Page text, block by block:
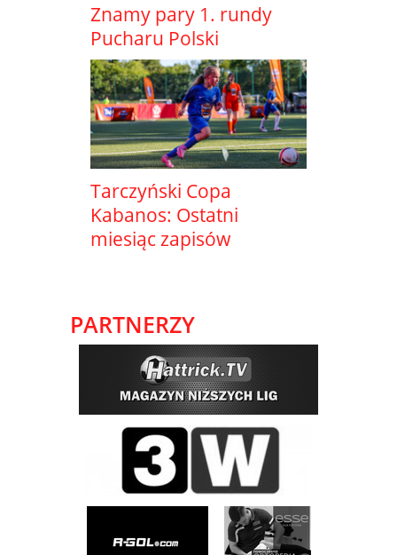
Znamy pary 1. rundy
Pucharu Polski
Tarczyński Copa
Kabanos: Ostatni
miesiąc zapisów
PARTNERZY